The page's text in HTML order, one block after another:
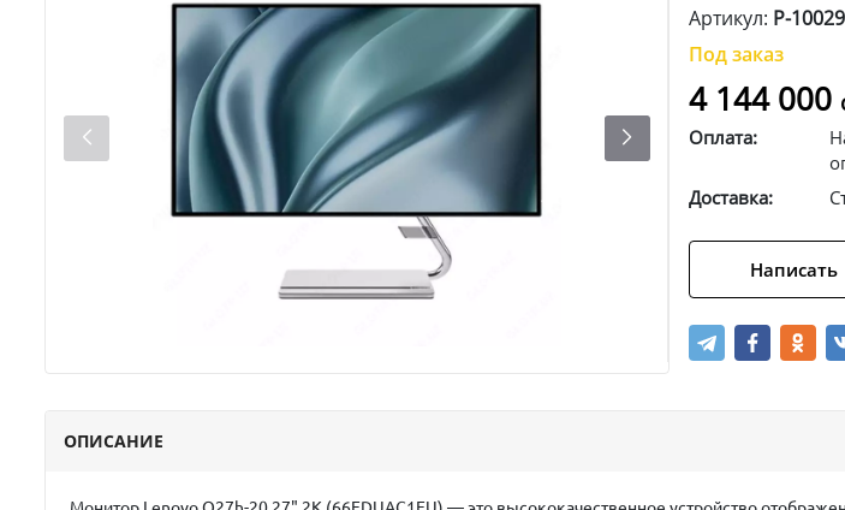
Артикул: P-
Под заказ
4 144 000
Оплата:
Доставка:
Написать
ОПИСАНИЕ